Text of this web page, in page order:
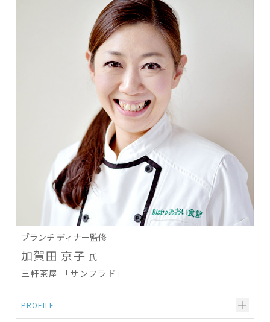
ブランチ ディナー監修
加賀田 京子 氏
三軒茶屋 「サンフラド」
PROFILE